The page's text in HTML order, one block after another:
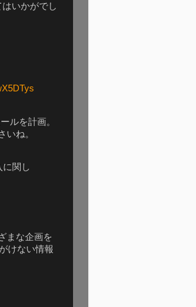
いかがでし
ルを計画。
いね。
に関し
まな企画を
けない情報